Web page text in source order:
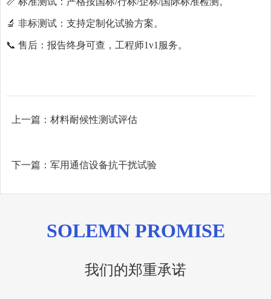
🔬 非标测试：支持定制化试验方案。
📞 售后：报告终身可查，工程师1v1服务。
上一篇： 材料耐候性测试评估
下一篇： 军用通信设备抗干扰试验
SOLEMN PROMISE
我们的郑重承诺